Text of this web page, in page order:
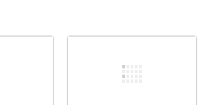
Pubblica commento